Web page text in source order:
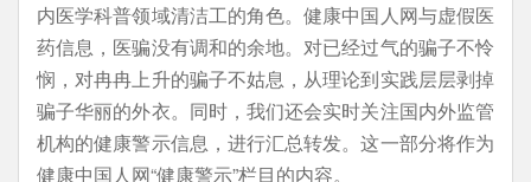
内医学科普领域清洁工的角色。健康中国人网与虚假医
药信息，医骗没有调和的余地。对已经过气的骗子不怜
悯，对冉冉上升的骗子不姑息，从理论到实践层层剥掉
骗子华丽的外衣。同时，我们还会实时关注国内外监管
机构的健康警示信息，进行汇总转发。这一部分将作为
健康中国人网“健康警示”栏目的内容。